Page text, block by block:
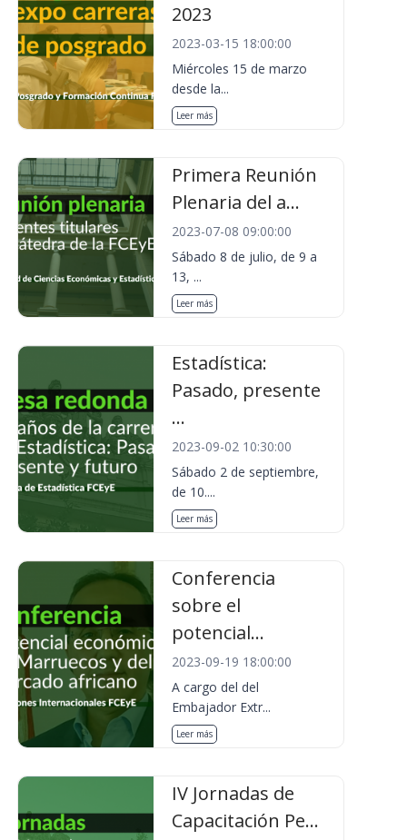
2023
2023-03-15 18:00:00
Miércoles 15 de marzo
desde la...
Leer más
Primera Reunión
Plenaria del a...
2023-07-08 09:00:00
Sábado 8 de julio, de 9 a
13, ...
Leer más
Estadística:
Pasado, presente
...
2023-09-02 10:30:00
Sábado 2 de septiembre,
de 10....
Leer más
Conferencia
sobre el
potencial...
2023-09-19 18:00:00
A cargo del del
Embajador Extr...
Leer más
IV Jornadas de
Capacitación Pe...